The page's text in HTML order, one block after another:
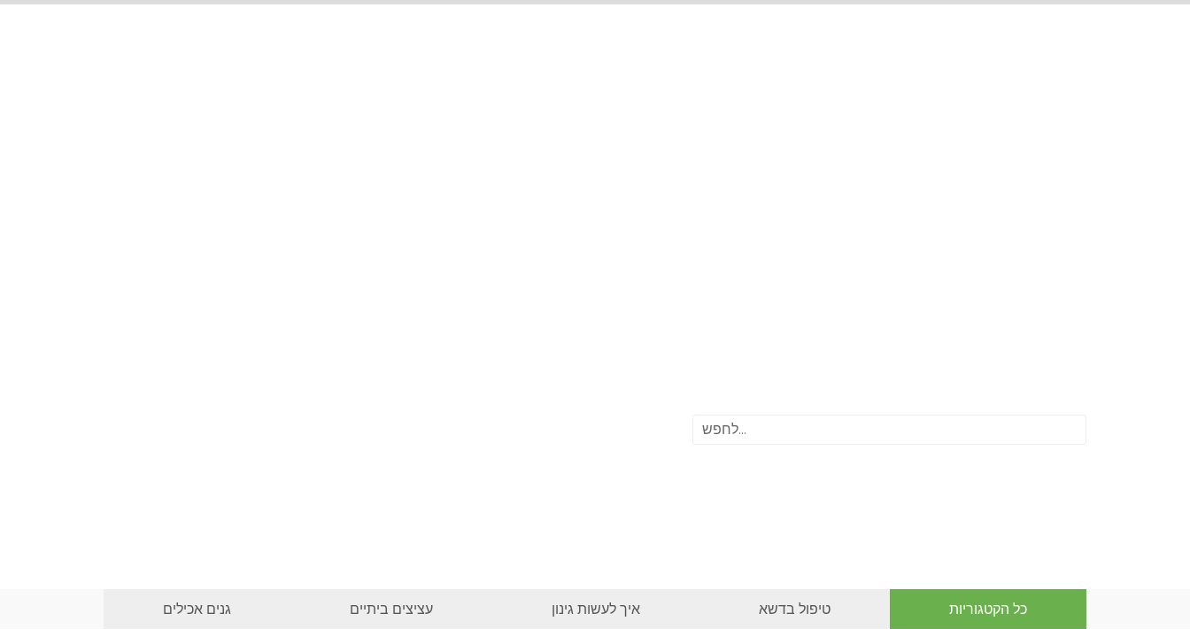
גנים אכילים עציצים ביתיים איך לעשות גינון טיפול בדשא כל הקטגוריות